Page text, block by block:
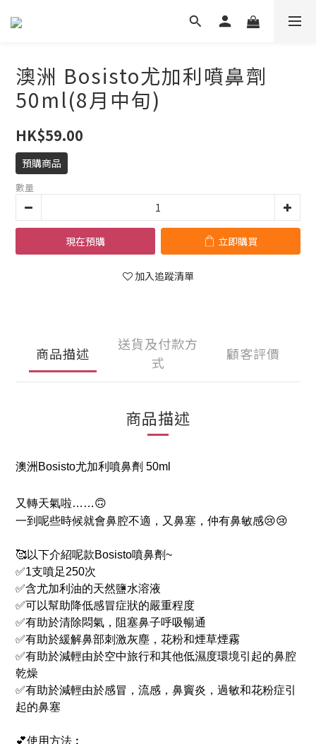
澳洲 Bosisto尤加利噴鼻劑
50ml(8月中旬)
HK$59.00
預購商品
數量
現在預購 立即購買
加入追蹤清單
商品描述
送貨及付款方
式
顧客評價
商品描述
澳洲Bosisto尤加利噴鼻劑 50ml
又轉天氣啦……🙃
一到呢些時候就會鼻腔不適 ， 又鼻塞，仲有鼻敏感😢😢
🥰以下介紹呢款Bosisto噴鼻劑~
✅1支噴足250次
✅含尤加利油的天然鹽水溶液
✅可以幫助降低感冒症狀的嚴重程度
✅有助於清除悶氣，阻塞鼻子呼吸暢通
✅有助於緩解鼻部刺激灰塵，花粉和煙草煙霧
✅有助於減輕由於空中旅行和其他低濕度環境引起的鼻腔
乾燥
✅有助於減輕由於感冒，流感，鼻竇炎，過敏和花粉症引
起的鼻塞
💕使用方法︰